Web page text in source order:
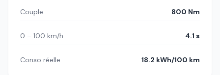
Couple 800 Nm
0 – 100 km/h 4.1 s
Conso réelle 18.2 kWh/100 km